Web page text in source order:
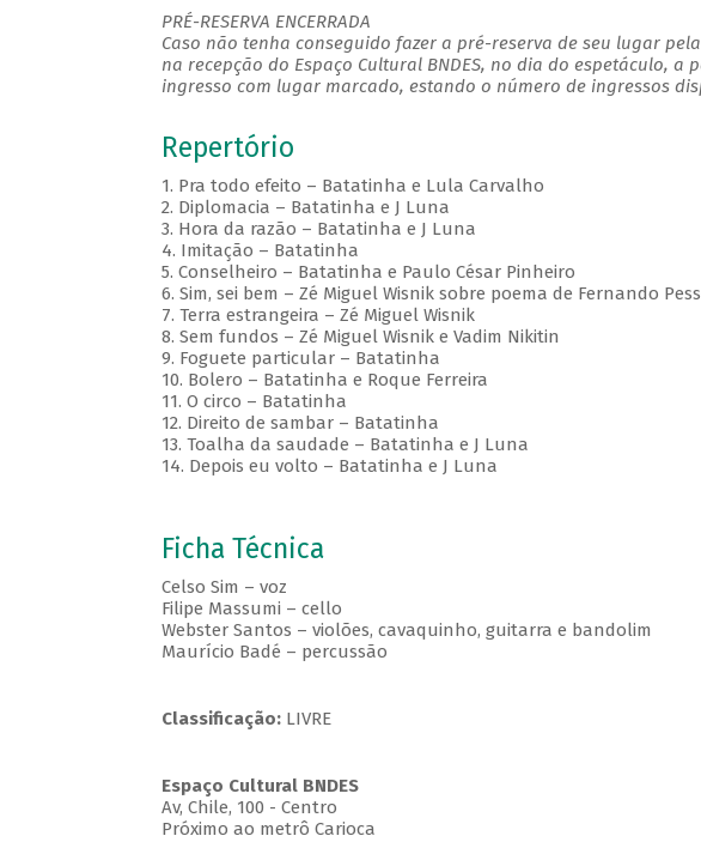
PRÉ-RESERVA ENCERRADA
Caso não tenha conseguido fazer a pré-reserva de seu lugar
na recepção do Espaço Cultural BNDES, no dia do espetáculo, a
ingresso com lugar marcado, estando o número de ingressos
Repertório
1. Pra todo efeito – Batatinha e Lula Carvalho
2. Diplomacia – Batatinha e J Luna
3. Hora da razão – Batatinha e J Luna
4. Imitação – Batatinha
5. Conselheiro – Batatinha e Paulo César Pinheiro
6. Sim, sei bem – Zé Miguel Wisnik sobre poema de Fernando
7. Terra estrangeira – Zé Miguel Wisnik
8. Sem fundos – Zé Miguel Wisnik e Vadim Nikitin
9. Foguete particular – Batatinha
10. Bolero – Batatinha e Roque Ferreira
11. O circo – Batatinha
12. Direito de sambar – Batatinha
13. Toalha da saudade – Batatinha e J Luna
14. Depois eu volto – Batatinha e J Luna
Ficha Técnica
Celso Sim – voz
Filipe Massumi – cello
Webster Santos – violões, cavaquinho, guitarra e bandolim
Maurício Badé – percussão
Classificação: LIVRE
Espaço Cultural BNDES
Av, Chile, 100 - Centro
Próximo ao metrô Carioca